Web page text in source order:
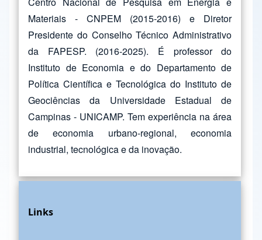
Materiais - CNPEM (2015-2016) e Diretor
Presidente do Conselho Técnico Administrativo
da FAPESP. (2016-2025). É professor do
Instituto de Economia e do Departamento de
Política Científica e Tecnológica do Instituto de
Geociências da Universidade Estadual de
Campinas - UNICAMP. Tem experiência na área
de economia urbano-regional, economia
industrial, tecnológica e da inovação.
Links